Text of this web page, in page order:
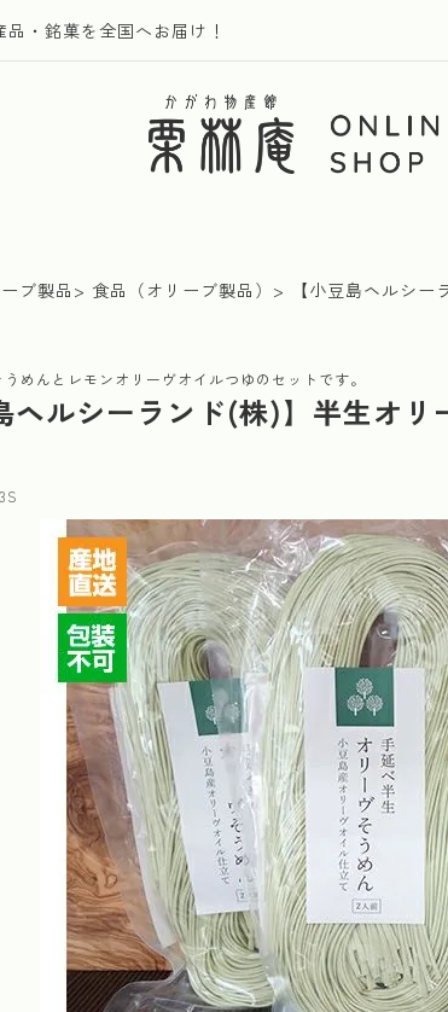
・銘菓を全国へお届け！
ブ製品 食品（オリーブ製品） 【小豆島ヘルシ
めんとレモンオリーヴオイルつゆのセットです。
ヘルシーランド(株)】半生オ